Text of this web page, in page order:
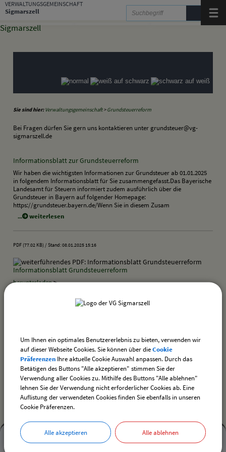
Zum Inhalt,zur Navigationoder springen.
VERWALTUNGSGEMEINSCHAFT
Sigmarszell
Gemeinde Hergensweiler Gemeinde Sigmarszell Gemeinde Weißensberg
Informationsbroschüre der Verwaltungsgemeinschaft
Sigmarszell
Newsletter VG Sigmarszell
Sie sind hier: Verwaltungsgemeinschaft>Grundsteuerreform
Bei Fragen dürfen Sie gern uns kontaktieren unter grundsteuer@vg-
sigmarszell.de
Informationsblatt zur Grundsteuerreform
Wir haben die wichtigsten Informationen zur Grundsteuer ab 01.01.2025
in folgendem Informationsblatt für Sie zusammengefasst.Das Bayerische
Landesamt für Steuern informiert zudem ausführlich über die
Grundsteuer in Bayern auf folgender Homepage:
https://grundsteuer.bayern.de/Wenn Sie in diesem Zusam
weiterlesen
PDF (77.02 KB) Stand: 08.01.2025 15:16
Informationsblatt Grundsteuerreform
herunterladen>
Mehr
Um Ihnen ein optimales Benutzererlebnis zu bieten, verwenden wir
auf dieser Webseite Cookies. Sie können über dieCookie
Präferenzen Ihre aktuelle Cookie Auswahl anpassen. Durch das
Betätigen des Buttons "Alle akzeptieren" stimmen Sie der
Verwendung aller Cookies zu. Mithilfe des Buttons "Alle ablehnen"
lehnen Sie der Verwendung nicht erforderlicher Cookies ab. Eine
Auflistung der verwendeten Cookies finden Sie ebenfalls in unseren
Cookie Präferenzen.
Alle akzeptieren Alle ablehnen